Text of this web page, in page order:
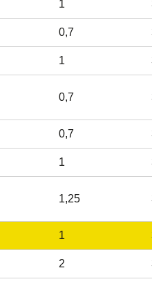
1
0,7
1
0,7
0,7
1
1,25
1
2